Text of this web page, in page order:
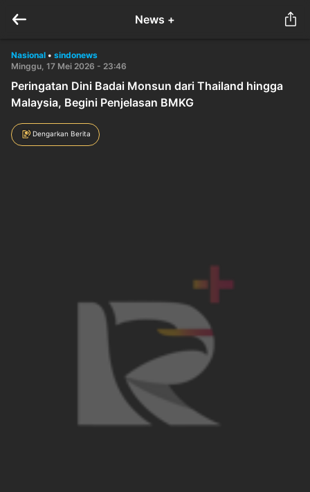
News +
Nasional • sindonews
Minggu, 17 Mei 2026 - 23:46
Peringatan Dini Badai Monsun dari Thailand hingga
Malaysia, Begini Penjelasan BMKG
Dengarkan Berita